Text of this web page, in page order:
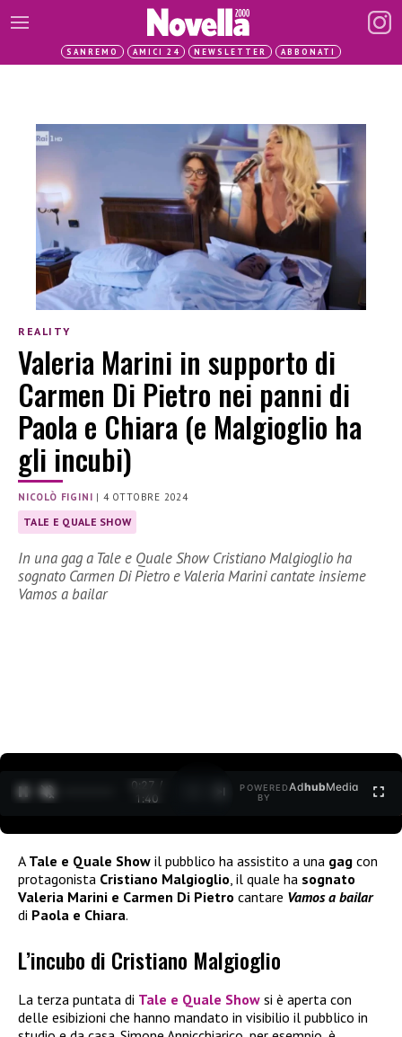
SANREMO AMICI 24 NEWSLETTER ABBONATI
REALITY
Valeria Marini in supporto di
Carmen Di Pietro nei panni di
Paola e Chiara (e Malgioglio ha
gli incubi)
NICOLÒ FIGINI | 4 OTTOBRE 2024
TALE E QUALE SHOW
In una gag a Tale e Quale Show Cristiano Malgioglio ha
sognato Carmen Di Pietro e Valeria Marini cantate insieme
Vamos a bailar
0:28 /
1:40
POWERED
BY
AdhubMedia
A Tale e Quale Show il pubblico ha assistito a una gag con
protagonista Cristiano Malgioglio , il quale ha sognato
Valeria Marini e Carmen Di Pietro cantare Vamos a bailar
di Paola e Chiara.
L’incubo di Cristiano Malgioglio
La terza puntata di Tale e Quale Show si è aperta con
delle esibizioni che hanno mandato in visibilio il pubblico in